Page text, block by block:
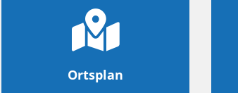
Ortsplan